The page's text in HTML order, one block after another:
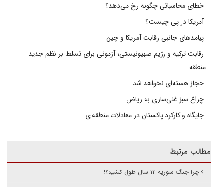
خطای محاسباتی چگونه رخ می‌دهد؟
آمریکا در پی چیست؟
پیامدهای جانبی رقابت آمریکا و چین
رقابت ترکیه و رژیم صهیونیستی؛ آزمونی برای تسلط بر نظم جدید
منطقه
حجاز هسته‌ای نخواهد شد
چراغ سبز غنی‌سازی به ریاض
جایگاه و کارکرد پاکستان در معادلات منطقه‌ای
مطالب مرتبط
چرا جنگ سوریه ۱۲ سال طول کشید؟!